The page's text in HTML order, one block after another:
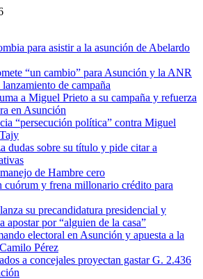
para asistir a la asunción de Abelardo
“un cambio” para Asunción y la ANR
de campaña
a Miguel Prieto a su campaña y refuerza
en Asunción
“persecución política” contra Miguel
dudas sobre su título y pide citar a
de Hambre cero
cuórum y frena millonario crédito para
su precandidatura presidencial y
apostar por “alguien de la casa”
electoral en Asunción y apuesta a la
Pérez
a concejales proyectan gastar G. 2.436